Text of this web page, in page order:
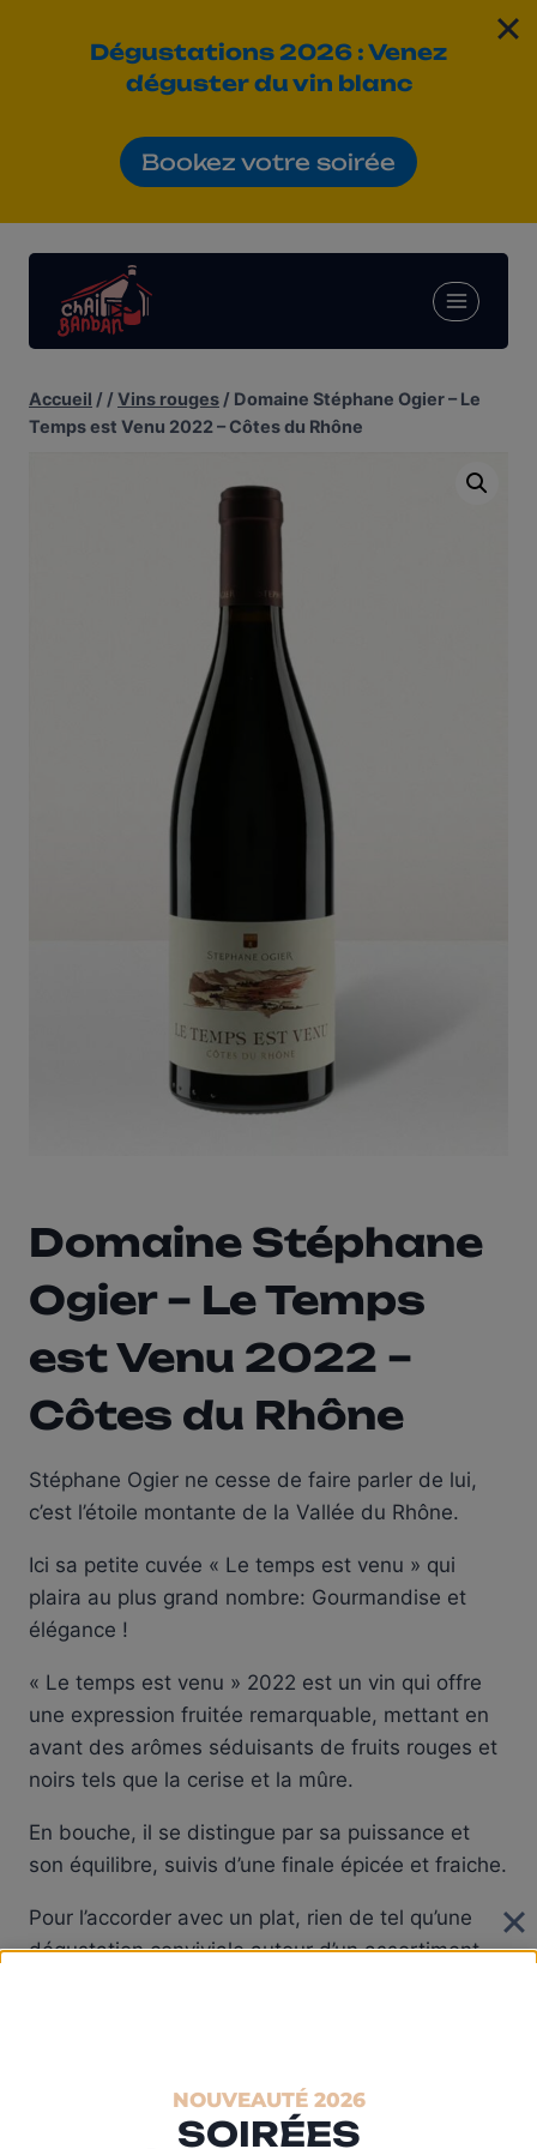
contenu
Accueil / /Vins rouges / Domaine Stéphane Ogier – Le
Temps est Venu 2022 – Côtes du Rhône
Domaine Stéphane
Ogier – Le Temps
est Venu 2022 –
Côtes du Rhône
Stéphane Ogier ne cesse de faire parler de lui,
c’est l’étoile montante de la Vallée du Rhône.
Ici sa petite cuvée « Le temps est venu » qui
plaira au plus grand nombre: Gourmandise et
élégance !
« Le temps est venu » 2022 est un vin qui offre
une expression fruitée remarquable, mettant en
avant des arômes séduisants de fruits rouges et
noirs tels que la cerise et la mûre.
En bouche, il se distingue par sa puissance et
son équilibre, suivis d’une finale épicée et fraiche.
Pour l’accorder avec un plat, rien de tel qu’une
dégustation conviviale autour d’un assortiment
Côtes du Rhône
Stéphane Ogier
NOUVEAUTÉ 2026
SOIRÉES
Dégustations 2026 : Venez
dégusterdu vin blanc
Bookez votre soirée